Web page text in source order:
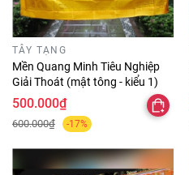
TÂY TẠNG
Mền Quang Minh Tiêu Nghiệp
Giải Thoát (mật tông - kiểu 1)
500.000₫
600.000₫ -17%